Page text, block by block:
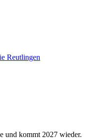
Reutlingen
und kommt 2027 wieder.